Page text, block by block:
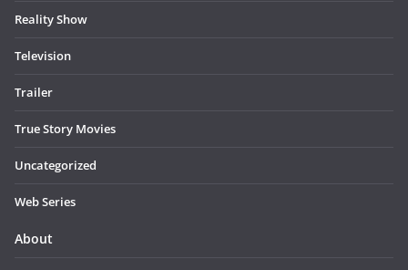
Reality Show
Television
Trailer
True Story Movies
Uncategorized
Web Series
About